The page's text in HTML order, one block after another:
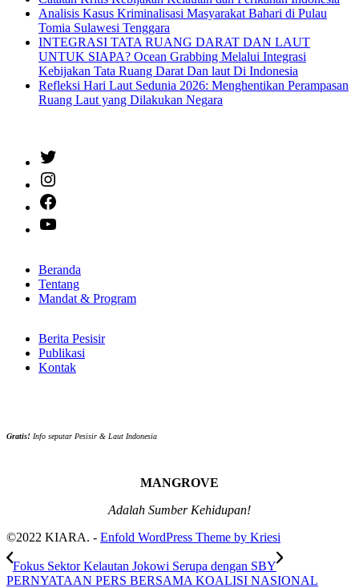
Analisis Kasus Kriminalisasi Masyarakat Bahari di Pulau
Tomia Sulawesi Tenggara
INTEGRASI TATA RUANG DARAT DAN LAUT
UNTUK SIAPA? Ocean Grabbing Melalui Integrasi
Kebijakan Tata Ruang Darat Dan laut Di Indonesia
Refleksi Hari Laut Sedunia 2026: Menghentikan Perampasan
Ruang Laut yang Dilakukan Negara
Beranda
Tentang
Mandat & Program
Berita Pesisir
Publikasi
Kontak
Gratis! Info seputar Pesisir & Laut Indonesia
MANGROVE
Adalah Sumber Kehidupan!
©2022 KIARA. - Enfold WordPress Theme by Kriesi
Fokus Sektor Kelautan Jokowi Serupa dengan SBY
PERNYATAAN PERS BERSAMA KOALISI NASIONAL